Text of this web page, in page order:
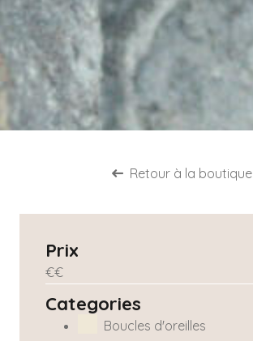
Retour à la boutique
Prix
€€
Categories
Boucles d'oreilles